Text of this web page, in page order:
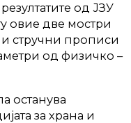
од ЈЗУ
овие две мостри
и стручни прописи
од физичко –
останува
за храна и